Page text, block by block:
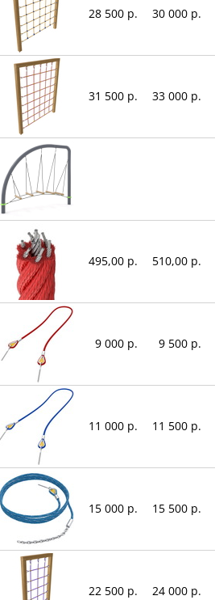
28 500 р. 30 000 р.
31 500 р. 33 000 р.
495,00 р. 510,00 р.
9 000 р. 9 500 р.
11 000 р. 11 500 р.
15 000 р. 15 500 р.
22 500 р. 24 000 р.